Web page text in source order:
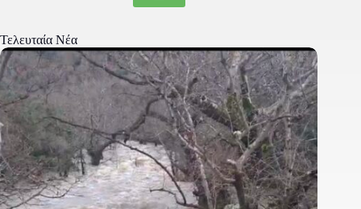
Τελευταία Νέα